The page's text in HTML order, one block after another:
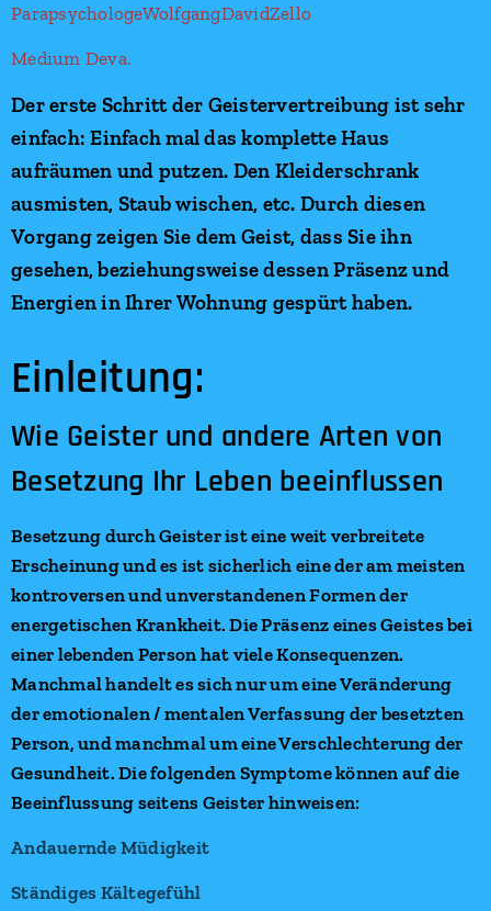
ParapsychologeWolfgangDavidZello
Medium Deva.
Der erste Schritt der Geistervertreibung ist sehr
einfach: Einfach mal das komplette Haus
aufräumen und putzen. Den Kleiderschrank
ausmisten, Staub wischen, etc. Durch diesen
Vorgang zeigen Sie dem Geist, dass Sie ihn
gesehen, beziehungsweise dessen Präsenz und
Energien in Ihrer Wohnung gespürt haben.
Einleitung:
Wie Geister und andere Arten von
Besetzung Ihr Leben beeinflussen
Besetzung durch Geister ist eine weit verbreitete
Erscheinung und es ist sicherlich eine der am meisten
kontroversen und unverstandenen Formen der
energetischen Krankheit. Die Präsenz eines Geistes bei
einer lebenden Person hat viele Konsequenzen.
Manchmal handelt es sich nur um eine Veränderung
der emotionalen / mentalen Verfassung der besetzten
Person, und manchmal um eine Verschlechterung der
Gesundheit. Die folgenden Symptome können auf die
Beeinflussung seitens Geister hinweisen:
Andauernde Müdigkeit
Ständiges Kältegefühl